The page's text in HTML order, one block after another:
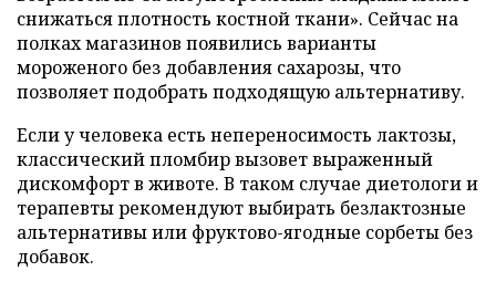
снижаться плотность костной ткани». Сейчас на
полках магазинов появились варианты
мороженого без добавления сахарозы, что
позволяет подобрать подходящую альтернативу.
Если у человека есть непереносимость лактозы,
классический пломбир вызовет выраженный
дискомфорт в животе. В таком случае диетологи и
терапевты рекомендуют выбирать безлактозные
альтернативы или фруктово-ягодные сорбеты без
добавок.